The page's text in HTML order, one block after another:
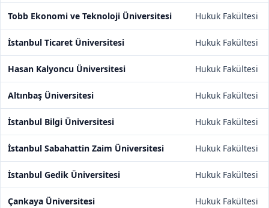
Tobb Ekonomi ve Teknoloji Üniversitesi Hukuk Fakültesi
İstanbul Ticaret Üniversitesi Hukuk Fakültesi
Hasan Kalyoncu Üniversitesi Hukuk Fakültesi
Altınbaş Üniversitesi Hukuk Fakültesi
İstanbul Bilgi Üniversitesi Hukuk Fakültesi
İstanbul Sabahattin Zaim Üniversitesi Hukuk Fakültesi
İstanbul Gedik Üniversitesi Hukuk Fakültesi
Çankaya Üniversitesi Hukuk Fakültesi